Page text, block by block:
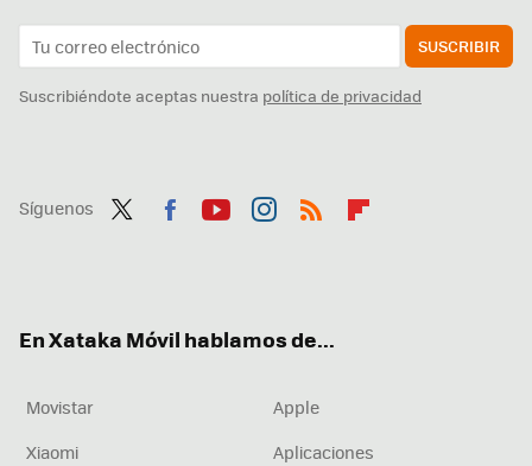
SUSCRIBIR
Suscribiéndote aceptas nuestra política de privacidad
Síguenos
En Xataka Móvil hablamos de...
Movistar
Apple
Xiaomi
Aplicaciones